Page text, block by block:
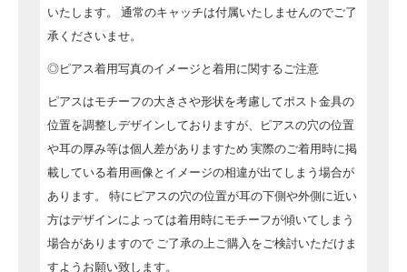
いたします。
通常のキャッチは付属いたしませんのでご了
承くださいませ。
◎ピアス着用写真のイメージと着用に関するご注意
ピアスはモチーフの大きさや形状を考慮してポスト金具の
位置を調整しデザインしておりますが、ピアスの穴の位置
や耳の厚み等は個人差がありますため 実際のご着用時に掲
載している着用画像とイメージの相違が出てしまう場合が
あります。
特にピアスの穴の位置が耳の下側や外側に近い
方はデザインによっては着用時にモチーフが傾いてしまう
場合がありますので ご了承の上ご購入をご検討いただけま
すようお願い致します。